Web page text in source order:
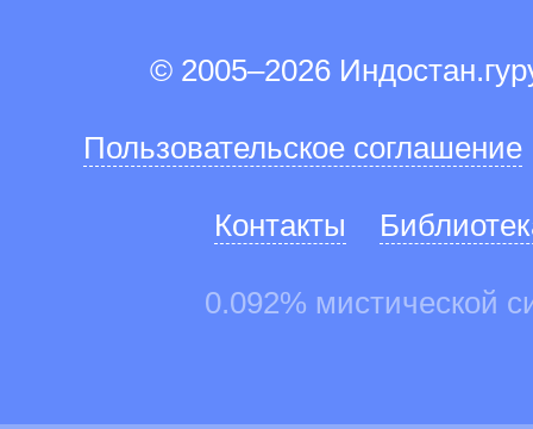
© 2005–2026
Пользовательское соглашение
Контакты
0.092% мистической